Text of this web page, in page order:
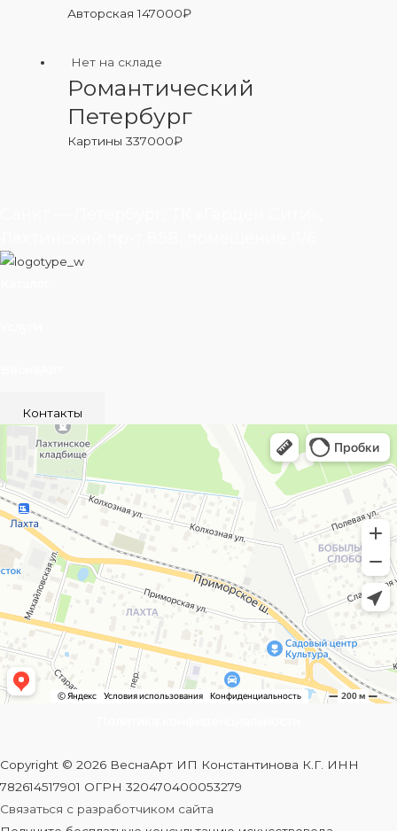
Авторская147000₽
Нет на складе
Романтический
Петербург
Картины337000₽
Контакты
Copyright © 2026 ВеснаАрт ИП Константинова К.Г. ИНН
782614517901 ОГРН 320470400053279
Связаться с разработчиком сайта